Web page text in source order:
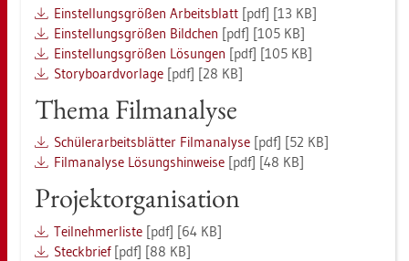
Ein­stel­lungs­grö­ßen Ar­beits­blatt [pdf] [13 KB]
Ein­stel­lungs­grö­ßen Bild­chen [pdf] [105 KB]
Ein­stel­lungs­grö­ßen Lö­sun­gen [pdf] [105 KB]
Sto­ry­board­vor­la­ge [pdf] [28 KB]
Thema Film­ana­ly­se
Schü­ler­ar­beits­blät­ter Film­ana­ly­se [pdf] [52 KB]
Film­ana­ly­se Lö­sungs­hin­wei­se [pdf] [48 KB]
Pro­jekt­orga­ni­sa­ti­on
Teil­neh­mer­lis­te [pdf] [64 KB]
Steck­brief[pdf] [88 KB]